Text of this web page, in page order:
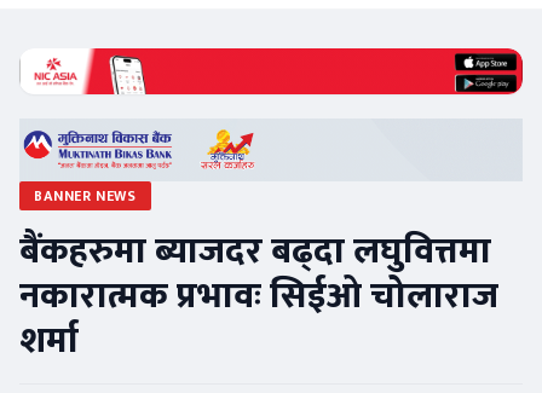
BANNER NEWS
बैंकहरुमा ब्याजदर बढ्दा लघुवित्तमा
नकारात्मक प्रभावः सिईओ चोलाराज
शर्मा